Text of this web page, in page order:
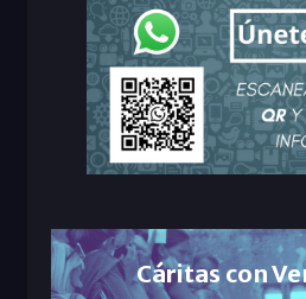
Cáritas con